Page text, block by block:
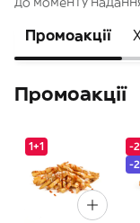
Промоакції
Промоакції
1+1
-
-